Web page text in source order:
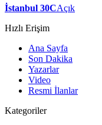
İstanbul 30CAçık
Hızlı Erişim
Ana Sayfa
Son Dakika
Yazarlar
Video
Resmi İlanlar
Kategoriler